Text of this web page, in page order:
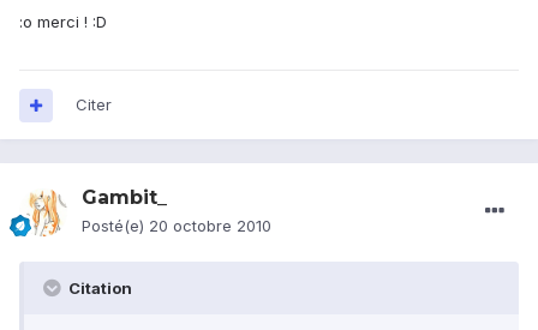
:o merci ! :D
Citer
Gambit_
Posté(e) 20 octobre 2010
Citation